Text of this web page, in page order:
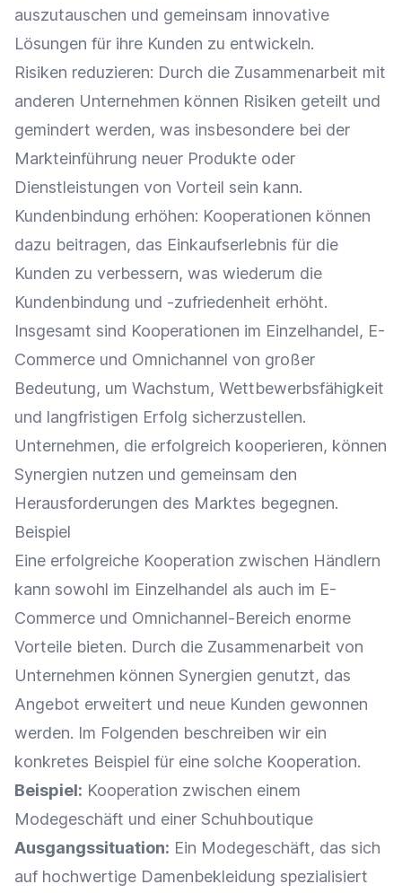
auszutauschen und gemeinsam innovative
Lösungen für ihre Kunden zu entwickeln.
Risiken reduzieren: Durch die Zusammenarbeit mit
anderen Unternehmen können Risiken geteilt und
gemindert werden, was insbesondere bei der
Markteinführung neuer Produkte oder
Dienstleistungen von Vorteil sein kann.
Kundenbindung erhöhen: Kooperationen können
dazu beitragen, das Einkaufserlebnis für die
Kunden zu verbessern, was wiederum die
Kundenbindung und -zufriedenheit erhöht.
Insgesamt sind Kooperationen im Einzelhandel, E-
Commerce und Omnichannel von großer
Bedeutung, um Wachstum, Wettbewerbsfähigkeit
und langfristigen Erfolg sicherzustellen.
Unternehmen, die erfolgreich kooperieren, können
Synergien nutzen und gemeinsam den
Herausforderungen des Marktes begegnen.
Beispiel
Eine erfolgreiche Kooperation zwischen Händlern
kann sowohl im Einzelhandel als auch im E-
Commerce und Omnichannel-Bereich enorme
Vorteile bieten. Durch die Zusammenarbeit von
Unternehmen können Synergien genutzt, das
Angebot erweitert und neue Kunden gewonnen
werden. Im Folgenden beschreiben wir ein
konkretes Beispiel für eine solche Kooperation.
Beispiel: Kooperation zwischen einem
Modegeschäft und einer Schuhboutique
Ausgangssituation: Ein Modegeschäft, das sich
auf hochwertige Damenbekleidung spezialisiert